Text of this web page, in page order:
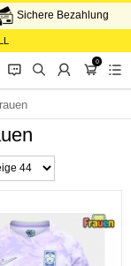
Sichere Bezahlung
󰂱 󰂨 󰃳
0
󰃦 󰃖